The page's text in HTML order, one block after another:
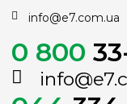
info@e7.com.ua
0 800